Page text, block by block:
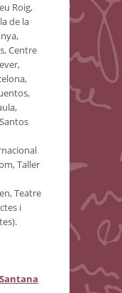
Roig,
de la
Centre
Taller
Teatre
i